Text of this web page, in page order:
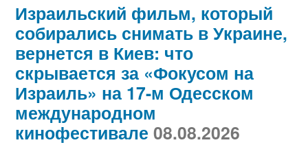
Израильский фильм, который
собирались снимать в Украине,
вернется в Киев: что
скрывается за «Фокусом на
Израиль» на 17-м Одесском
международном
кинофестивале 08.08.2026